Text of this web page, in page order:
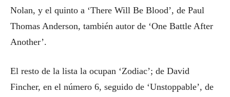
Nolan, y el quinto a ‘There Will Be Blood’, de Paul
Thomas Anderson, también autor de ‘One Battle After
Another’.
El resto de la lista la ocupan ‘Zodiac’; de David
Fincher, en el número 6, seguido de ‘Unstoppable’, de